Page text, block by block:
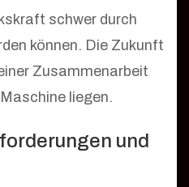
schwer durch
können. Die Zukunft
Zusammenarbeit
liegen.
und